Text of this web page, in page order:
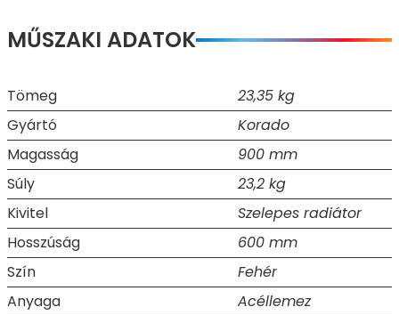
MŰSZAKI ADATOK
Tömeg
23,35 kg
Gyártó
Korado
Magasság
900 mm
Súly
23,2 kg
Kivitel
Szelepes radiátor
Hosszúság
600 mm
Szín
Fehér
Anyaga
Acéllemez